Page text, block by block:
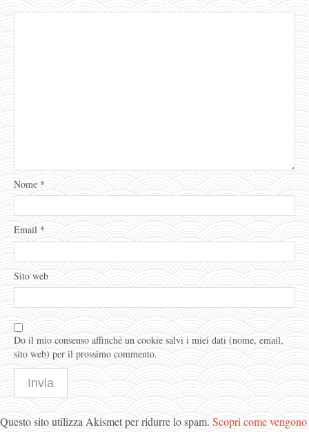
Nome *
Email *
Sito web
Do il mio consenso affinché un cookie salvi i miei dati (nome, email,
sito web) per il prossimo commento.
Questo sito utilizza Akismet per ridurre lo spam. Scopri come vengono